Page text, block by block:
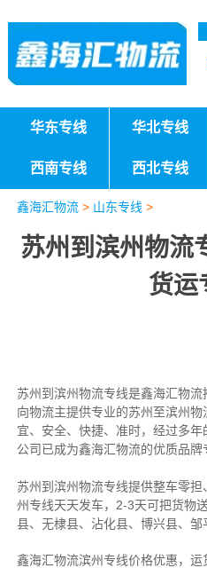
华东专线 华北专线
西南专线 西北专线
鑫海汇物流> 山东专线 >
苏州到滨州物流
货运
苏州到滨州物流专线是鑫海汇物
向物流主提供专业的苏州至滨州
宜、安全、快捷、准时，经过多
公司已成为鑫海汇物流的优质品牌
苏州到滨州物流专线提供整车零
州专线天天发车，2-3天可把货物
县、无棣县、沾化县、博兴县、邹
鑫海汇物流滨州专线价格优惠，